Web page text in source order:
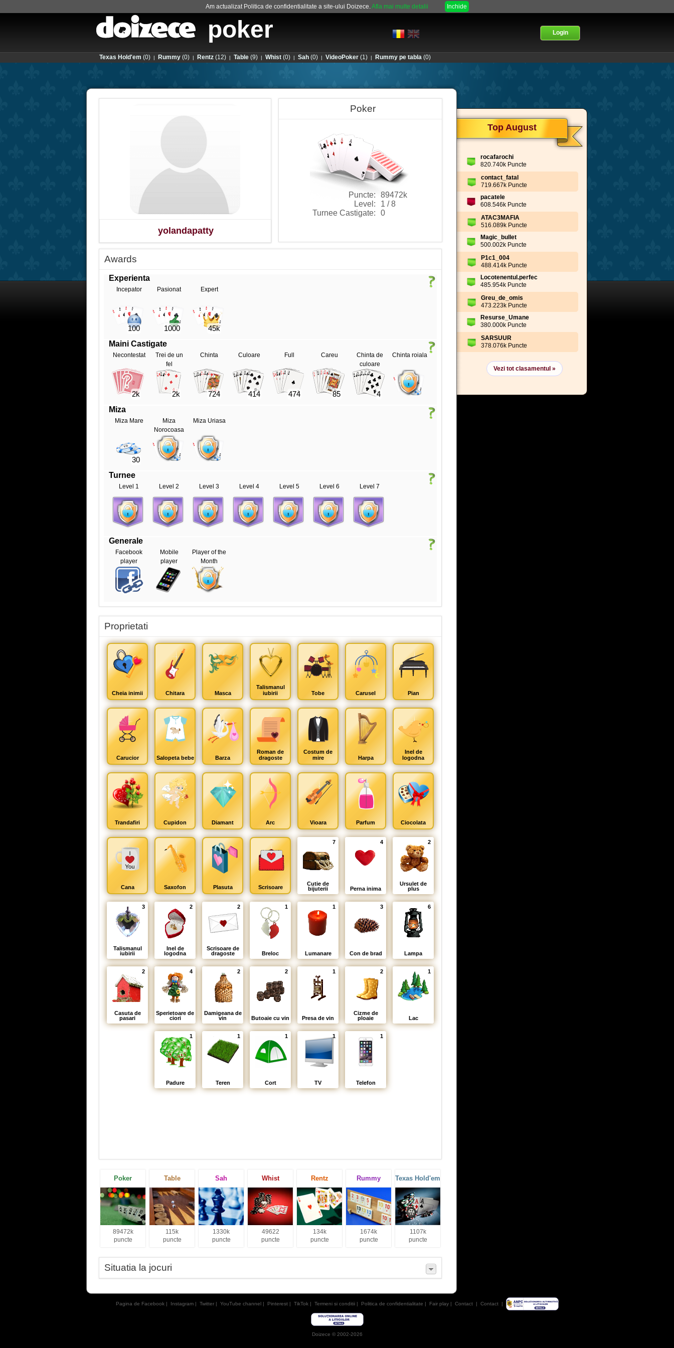
Am actualizat Politica de confidentialitate a site-ului Doizece.Afla mai multe detalii Inchide
poker Login
Texas Hold'em (0) | Rummy (0) | Rentz (12) | Table (9) | Whist (0) | Sah (0) | VideoPoker (1) | Rummy pe tabla (0)
Top August
rocafarochi
820.740k Puncte
contact_fatal
719.667k Puncte
pacatele
608.546k Puncte
ATAC3MAFIA
516.089k Puncte
Magic_bullet
500.002k Puncte
P1c1_004
488.414k Puncte
Locotenentul.perfec
485.954k Puncte
Greu_de_omis
473.223k Puncte
Resurse_Umane
380.000k Puncte
SARSUUR
378.076k Puncte
Vezi tot clasamentul »
yolandapatty
Poker
Puncte:
89472k
Level:
1 / 8
Turnee Castigate:
0
Awards
Experienta
Incepator
100
Pasionat
1000
Expert
45k
Maini Castigate
Necontestat
2k
Trei de un
fel
2k
Chinta
724
Culoare
414
Full
474
Careu
85
Chinta de
culoare
4
Chinta roiala
Miza
Miza Mare
30
Miza
Norocoasa
Miza Uriasa
Turnee
Level 1 Level 2 Level 3 Level 4 Level 5 Level 6 Level 7
Generale
Facebook
player
Mobile
player
Player of the
Month
Proprietati
Cheia inimii Chitara Masca
Talismanul
iubirii
Tobe Carusel Pian
Carucior Salopeta bebe Barza
Roman de
dragoste
Costum de
mire
Harpa
Inel de
logodna
Trandafiri Cupidon Diamant Arc Vioara Parfum Ciocolata
Cana Saxofon Plasuta Scrisoare
7
Cutie de
bijuterii
4
Perna inima
2
Ursulet de
plus
3
Talismanul
iubirii
2
Inel de
logodna
2
Scrisoare de
dragoste
1
Breloc
1
Lumanare
3
Con de brad
6
Lampa
2
Casuta de
pasari
4
Sperietoare de
ciori
2
Damigeana de
vin
2
Butoaie cu vin
1
Presa de vin
2
Cizme de
ploaie
1
Lac
1
Padure
1
Teren
1
Cort
1
TV
1
Telefon
Poker
89472k
puncte
Table
115k
puncte
Sah
1330k
puncte
Whist
49622
puncte
Rentz
134k
puncte
Rummy
1674k
puncte
Texas Hold'em
1107k
puncte
Situatia la jocuri
Pagina de Facebook| Instagram| Twitter| YouTube channel| Pinterest| TikTok| Termeni si conditii| Politica de confidentialitate | Fair play| Contact| Contact|
Doizece © 2002-2026